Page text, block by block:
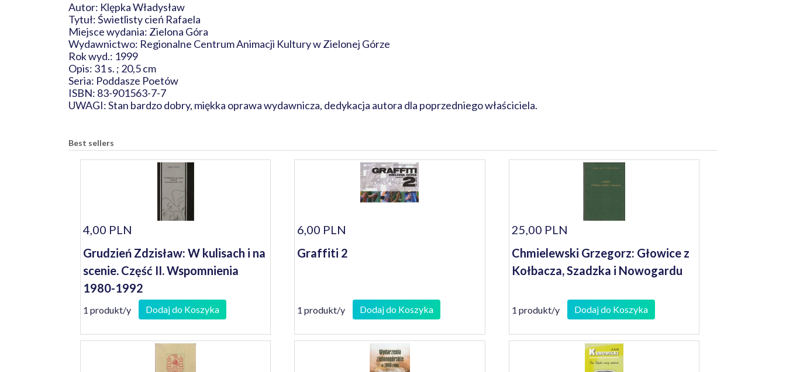
Autor: Klępka Władysław
Tytuł: Świetlisty cień Rafaela
Miejsce wydania: Zielona Góra
Wydawnictwo: Regionalne Centrum Animacji Kultury w Zielonej Górze
Rok wyd.: 1999
Opis: 31 s. ; 20,5 cm
Seria: Poddasze Poetów
ISBN: 83-901563-7-7
UWAGI: Stan bardzo dobry, miękka oprawa wydawnicza, dedykacja autora dla poprzedniego właściciela.
Best sellers
4,00 PLN
Grudzień Zdzisław: W kulisach i na
scenie. Część II. Wspomnienia
1980-1992
1 produkt/y Dodaj do Koszyka
6,00 PLN
Graffiti 2
1 produkt/y Dodaj do Koszyka
25,00 PLN
Chmielewski Grzegorz: Głowice z
Kołbacza, Szadzka i Nowogardu
1 produkt/y Dodaj do Koszyka